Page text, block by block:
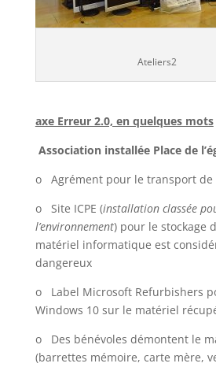
Ateliers2
axe Erreur 2.0, en quelques mots
Association installée Place de
o
Agrément pour le transport de
o
Site ICPE (installation classée
l’environnement) pour le stockage
matériel informatique est
dangereux
o
Label Microsoft Refurbishers
Windows 10 sur le matériel
o
Des bénévoles démontent le
(barrettes mémoire, carte mère,